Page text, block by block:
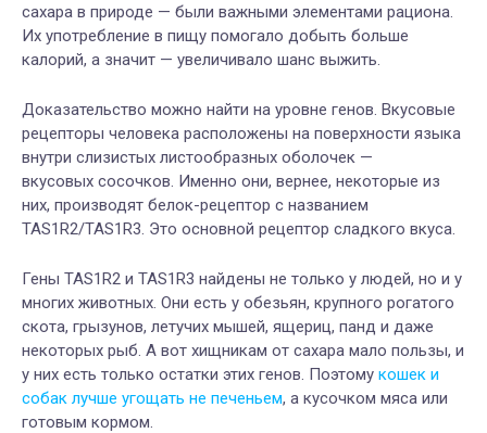
сахара в природе — были важными элементами рациона.
Их употребление в пищу помогало добыть больше
калорий, а значит — увеличивало шанс выжить.
Доказательство можно найти на уровне генов. Вкусовые
рецепторы человека расположены на поверхности языка
внутри слизистых листообразных оболочек —
вкусовых сосочков. Именно они, вернее, некоторые из
них, производят белок-рецептор с названием
TAS1R2/TAS1R3. Это основной рецептор сладкого вкуса.
Гены TAS1R2 и TAS1R3 найдены не только у людей, но и у
многих животных. Они есть у обезьян, крупного рогатого
скота, грызунов, летучих мышей, ящериц, панд и даже
некоторых рыб. А вот хищникам от сахара мало пользы, и
у них есть только остатки этих генов. Поэтому кошек и
собак лучше угощать не печеньем, а кусочком мяса или
готовым кормом.